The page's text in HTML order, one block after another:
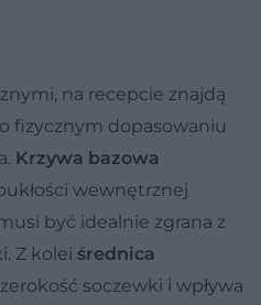
na recepcie znajdą
fizycznym dopasowaniu
Krzywa bazowa
wewnętrznej
być idealnie zgrana z
Z kolei średnica
soczewki i wpływa